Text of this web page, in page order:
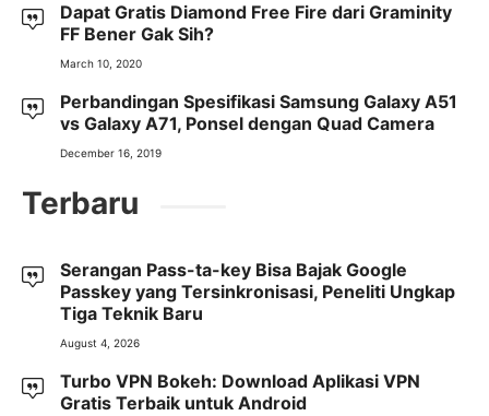
Dapat Gratis Diamond Free Fire dari Graminity
FF Bener Gak Sih?
March 10, 2020
Perbandingan Spesifikasi Samsung Galaxy A51
vs Galaxy A71, Ponsel dengan Quad Camera
December 16, 2019
Terbaru
Serangan Pass-ta-key Bisa Bajak Google
Passkey yang Tersinkronisasi, Peneliti Ungkap
Tiga Teknik Baru
August 4, 2026
Turbo VPN Bokeh: Download Aplikasi VPN
Gratis Terbaik untuk Android